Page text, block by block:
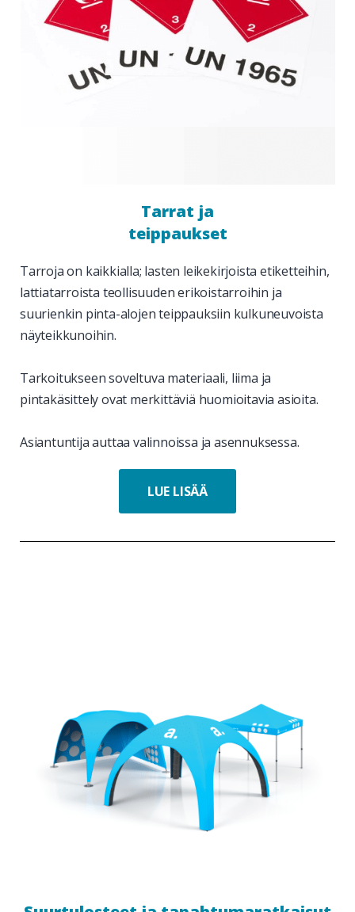
Tarrat ja
teippaukset
Tarroja on kaikkialla; lasten leikekirjoista etiketteihin,
lattiatarroista teollisuuden erikoistarroihin ja
suurienkin pinta-alojen teippauksiin kulkuneuvoista
näyteikkunoihin.
Tarkoitukseen soveltuva materiaali, liima ja
pintakäsittely ovat merkittäviä huomioitavia asioita.
Asiantuntija auttaa valinnoissa ja asennuksessa.
LUE LISÄÄ